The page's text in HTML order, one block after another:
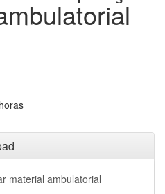
material ambulatorial